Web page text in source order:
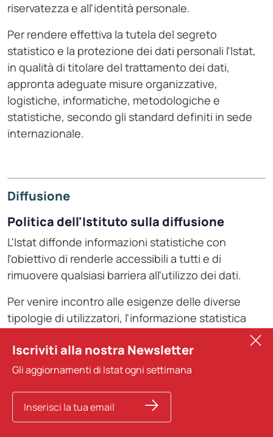
riservatezza e all'identità personale.
Per rendere effettiva la tutela del segreto
statistico e la protezione dei dati personali l'Istat,
in qualità di titolare del trattamento dei dati,
appronta adeguate misure organizzative,
logistiche, informatiche, metodologiche e
statistiche, secondo gli standard definiti in sede
internazionale.
Diffusione
Politica dell'Istituto sulla diffusione
L'Istat diffonde informazioni statistiche con
l'obiettivo di renderle accessibili a tutti e di
rimuovere qualsiasi barriera all'utilizzo dei dati.
Per venire incontro alle esigenze delle diverse
tipologie di utilizzatori, l'informazione statistica
diversi.
I dati sono disponibili sul data warehouse IstatData
dove gli utenti possono scegliere le informazioni di
interesse, costruendo tabelle, grafici o mappe
personalizzati, o scaricando set di dati predefiniti. I
Iscriviti alla nostra Newsletter
Gli aggiornamenti di Istat ogni settimana